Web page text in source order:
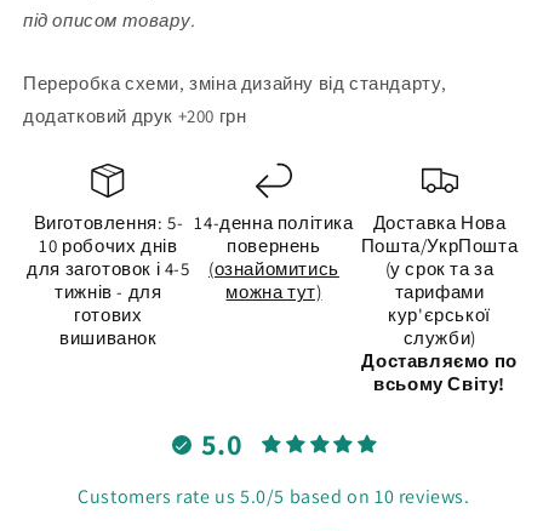
під описом товару.
Переробка схеми, зміна дизайну від стандарту,
додатковий друк +200 грн
Виготовлення: 5-
10 робочих днів
для заготовок і 4-5
тижнів - для
готових
вишиванок
14-денна політика
повернень
(ознайомитись
можна тут)
Доставка Нова
Пошта/УкрПошта
(у срок та за
тарифами
кур'єрської
служби)
Доставляємо по
всьому Світу!
5.0
Customers rate us 5.0/5 based on 10 reviews.